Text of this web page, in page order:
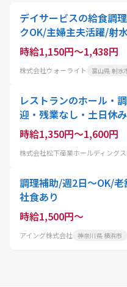
デイサービスの給食調
クOK/主婦主夫活躍/射
時給1,150円～1,438円
株式会社ウォーライト 富山県 射水
レストランのホール・
迎・残業なし・土日休
間〜就業可能/スタッフ
時給1,350円～1,600円
株式会社松下産業ホールディングス
調理補助/週2日～OK/
社食あり
時給1,500円～
アイング株式会社 神奈川県 横浜市